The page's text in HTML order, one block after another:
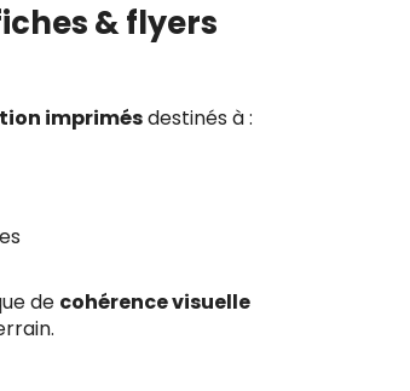
& flyers
imprimésdestinés à :
de cohérence visuelle